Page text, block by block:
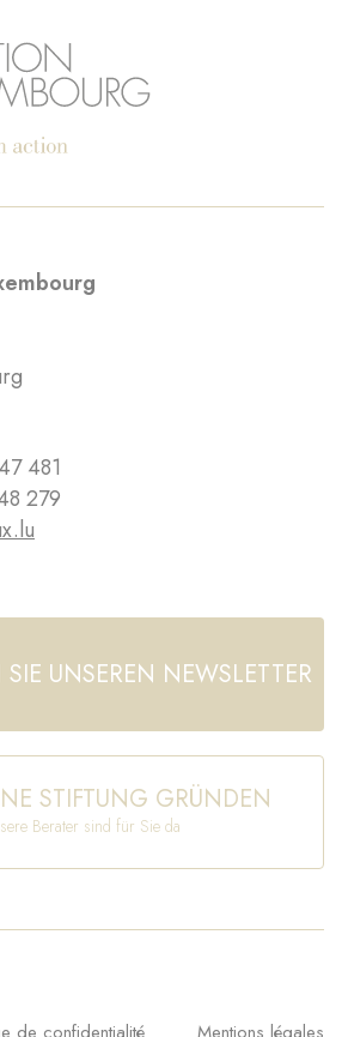
481
279
UNSEREN NEWSLETTER
STIFTUNG GRÜNDEN
Berater sind für Sie da